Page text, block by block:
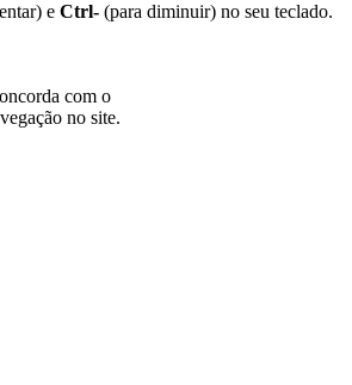
e Ctrl- (para diminuir) no seu teclado.
com o
no site.